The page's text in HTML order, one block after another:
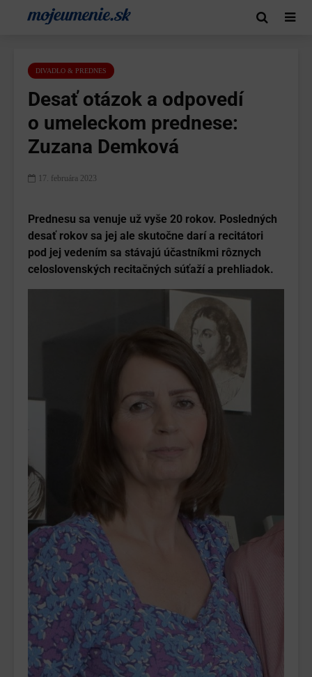
DIVADLO & PREDNES
Desať otázok a odpovedí
o umeleckom prednese:
Zuzana Demková
17. februára 2023
Prednesu sa venuje už vyše 20 rokov. Posledných
desať rokov sa jej ale skutočne darí a recitátori
pod jej vedením sa stávajú účastníkmi rôznych
celoslovenských recitačných súťaží a prehliadok.